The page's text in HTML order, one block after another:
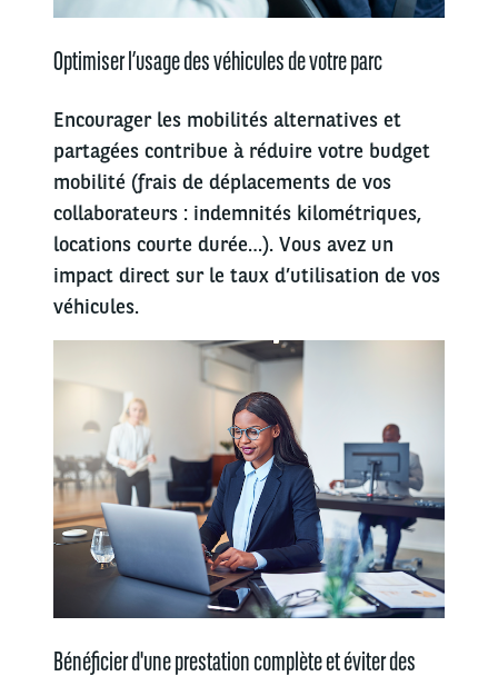
Optimiser l’usage des véhicules de votre parc
Encourager les mobilités alternatives et
partagées contribue à réduire votre budget
mobilité (frais de déplacements de vos
collaborateurs : indemnités kilométriques,
locations courte durée…). Vous avez un
impact direct sur le taux d’utilisation de vos
véhicules.
Bénéficier d'une prestation complète et éviter des